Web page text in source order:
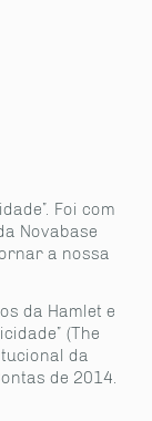
Foi com
Novabase
a nossa
da Hamlet e
(The
da
de 2014.